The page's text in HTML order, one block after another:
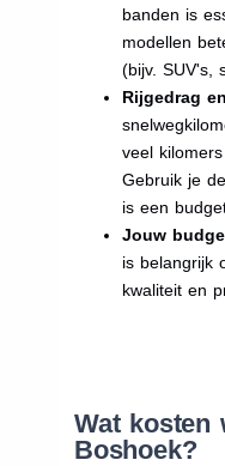
banden is
modellen
(bijv. SUV's,
Rijgedrag
veel
Gebruik je
is een
Jouw
is belangrijk
kwaliteit en
Wat kosten
Boshoek?